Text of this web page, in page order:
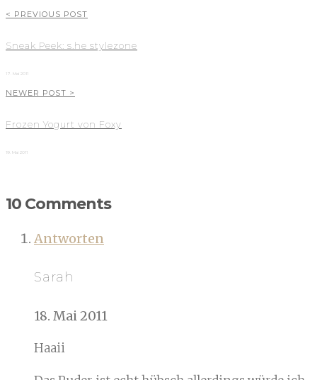
< PREVIOUS POST
Sneak Peek: s.he stylezone
17. Mai 2011
NEWER POST >
Frozen Yogurt von Foxy
19. Mai 2011
10 Comments
Antworten
Sarah
18. Mai 2011
Haaii